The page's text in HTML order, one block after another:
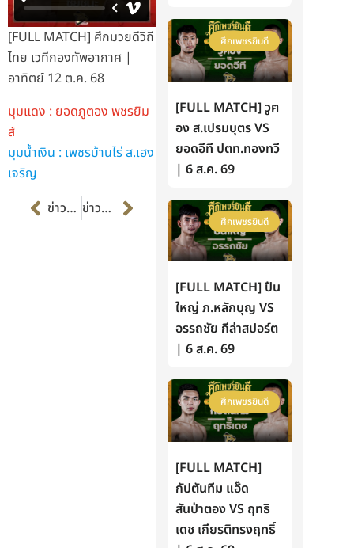
[FULL MATCH] ศึกมวยดีวิถี
ไทย เวทีกองทัพอากาศ |
อาทิตย์ 12 ต.ค. 68
มุมแดง : ยอดภูตอง พชรยิม
ส์
มุมน้ำเงิน : เพชรบ้านไร่ ส.เฮง
เจริญ
Prevข่าวก่อนหน้า ข่าวต่อไป Next
ศึกเพชรยินดี
[FULL MATCH] วูฅ
อง ส.เปรมบุตร VS
ยอดอีที ปตท.ทองทวี
| 6 ส.ค. 69
ศึกเพชรยินดี
[FULL MATCH] ปืน
ใหญ่ ภ.หลักบุญ VS
อรรถชัย กีล่าสปอร์ต
| 6 ส.ค. 69
ศึกเพชรยินดี
[FULL MATCH]
กัปตันทีม แอ๊ด
สันป่าตอง VS ฤทธิ
เดช เกียรติทรงฤทธิ์